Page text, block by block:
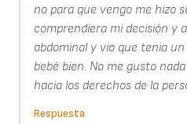
no para que vengo me hizo
comprendiera mi decisión y
abdominal y vio que tenia
bebé bien. No me gusto
hacia los derechos de la
Respuesta